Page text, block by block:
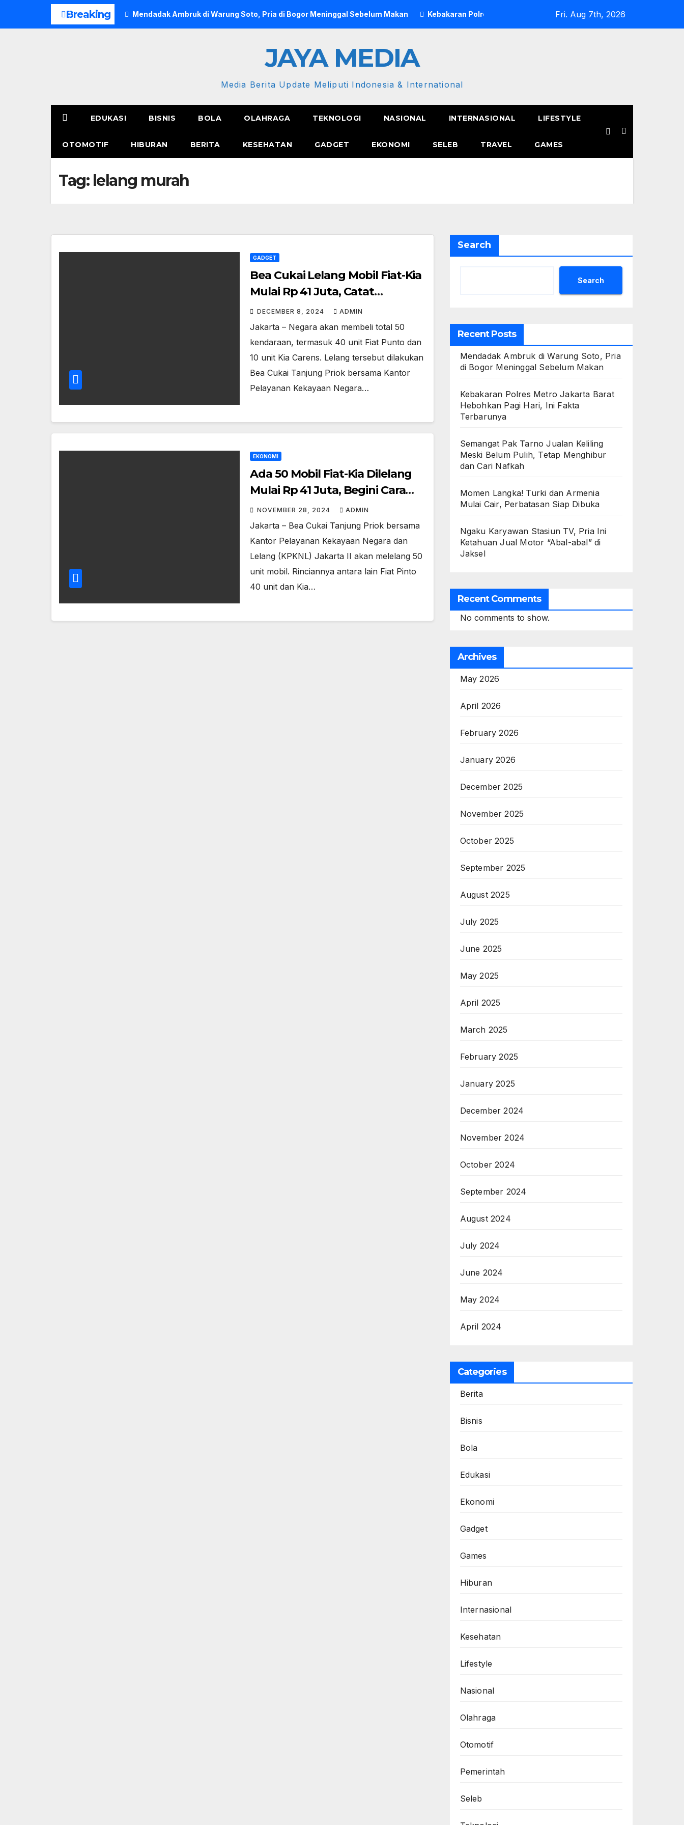
Breaking Mendadak Ambruk di Warung Soto, Pria di Bogor Meninggal Sebelum Makan Kebakaran Polres Metro Jakarta Barat Hebohkan Pagi Hari, Ini Fakta
Fri. Aug 7th, 2026
JAYA MEDIA
Media Berita Update Meliputi Indonesia & International
EDUKASI BISNIS BOLA OLAHRAGA TEKNOLOGI NASIONAL INTERNASIONAL LIFESTYLE
OTOMOTIF HIBURAN BERITA KESEHATAN GADGET EKONOMI SELEB TRAVEL GAMES
Tag: lelang murah
GADGET
Bea Cukai Lelang Mobil Fiat-Kia
Mulai Rp 41 Juta, Catat
Tanggalnya!
DECEMBER 8, 2024 ADMIN
Jakarta – Negara akan membeli total 50
kendaraan, termasuk 40 unit Fiat Punto dan
10 unit Kia Carens. Lelang tersebut dilakukan
Bea Cukai Tanjung Priok bersama Kantor
Pelayanan Kekayaan Negara…
EKONOMI
Ada 50 Mobil Fiat-Kia Dilelang
Mulai Rp 41 Juta, Begini Cara
Ikutnya
NOVEMBER 28, 2024 ADMIN
Jakarta – Bea Cukai Tanjung Priok bersama
Kantor Pelayanan Kekayaan Negara dan
Lelang (KPKNL) Jakarta II akan melelang 50
unit mobil. Rinciannya antara lain Fiat Pinto
40 unit dan Kia…
Search
Search
Recent Posts
Mendadak Ambruk di Warung Soto, Pria
di Bogor Meninggal Sebelum Makan
Kebakaran Polres Metro Jakarta Barat
Hebohkan Pagi Hari, Ini Fakta
Terbarunya
Semangat Pak Tarno Jualan Keliling
Meski Belum Pulih, Tetap Menghibur
dan Cari Nafkah
Momen Langka! Turki dan Armenia
Mulai Cair, Perbatasan Siap Dibuka
Ngaku Karyawan Stasiun TV, Pria Ini
Ketahuan Jual Motor “Abal-abal” di
Jaksel
Recent Comments
No comments to show.
Archives
May 2026
April 2026
February 2026
January 2026
December 2025
November 2025
October 2025
September 2025
August 2025
July 2025
June 2025
May 2025
April 2025
March 2025
February 2025
January 2025
December 2024
November 2024
October 2024
September 2024
August 2024
July 2024
June 2024
May 2024
April 2024
Categories
Berita
Bisnis
Bola
Edukasi
Ekonomi
Gadget
Games
Hiburan
Internasional
Kesehatan
Lifestyle
Nasional
Olahraga
Otomotif
Pemerintah
Seleb